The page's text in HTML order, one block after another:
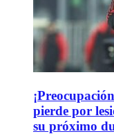
pierde por
su próximo